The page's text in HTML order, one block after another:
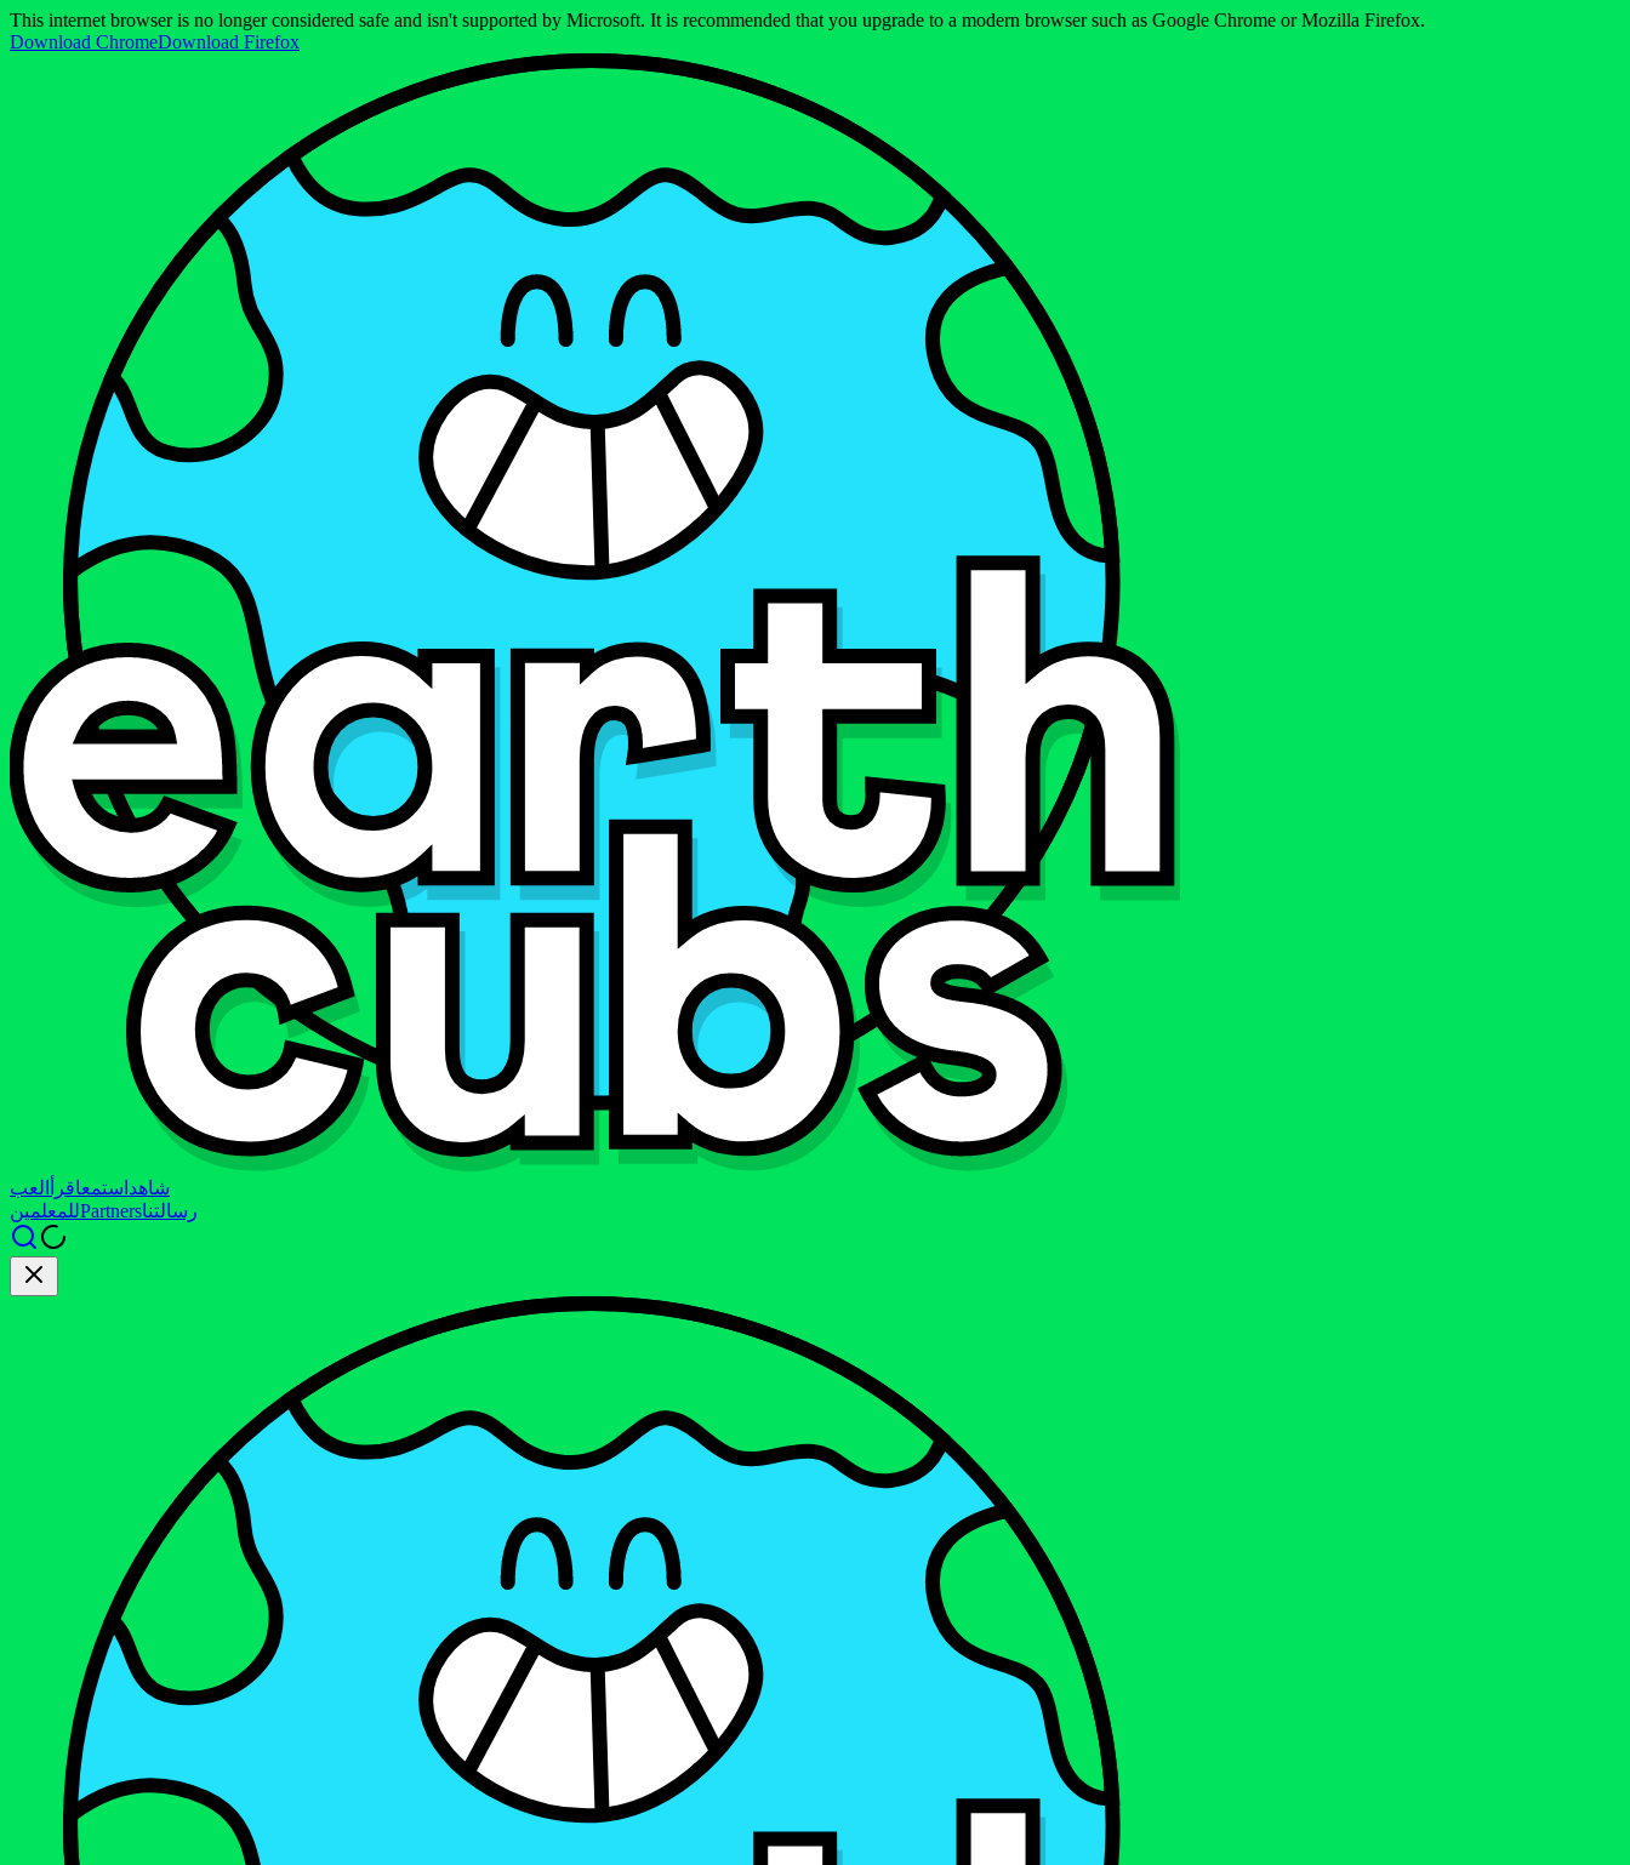
This internet browser is no longer considered safe and isn't supported by Microsoft. It is recommended that you upgrade to a modern browser such as Google Chrome or Mozilla Firefox.
Download ChromeDownload Firefox
شاهد استمعاقرأ
العب
للمعلمينPartnersرسالتنا